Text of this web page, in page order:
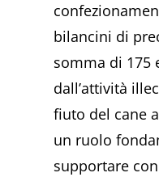
bilancini di
somma di 175
dall’attività
fiuto del cane
un ruolo
supportare